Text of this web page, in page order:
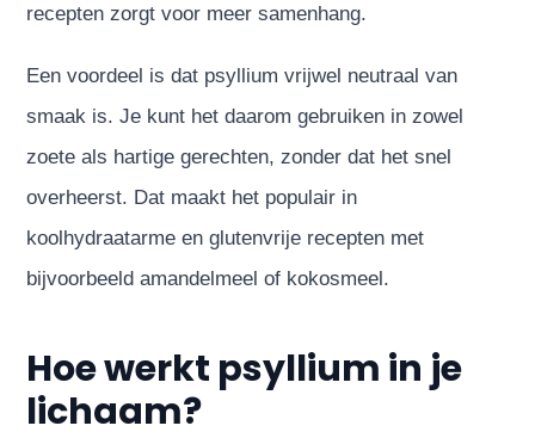
recepten zorgt voor meer samenhang.
Een voordeel is dat psyllium vrijwel neutraal van
smaak is. Je kunt het daarom gebruiken in zowel
zoete als hartige gerechten, zonder dat het snel
overheerst. Dat maakt het populair in
koolhydraatarme en glutenvrije recepten met
bijvoorbeeld amandelmeel of kokosmeel.
Hoe werkt psyllium in je
lichaam?